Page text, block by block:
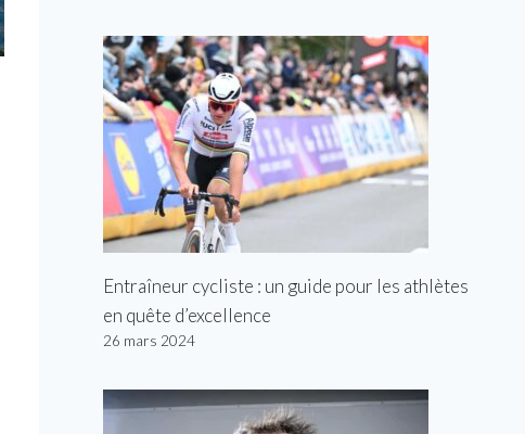
Entraîneur cycliste : un guide pour les athlètes
en quête d’excellence
26 mars 2024